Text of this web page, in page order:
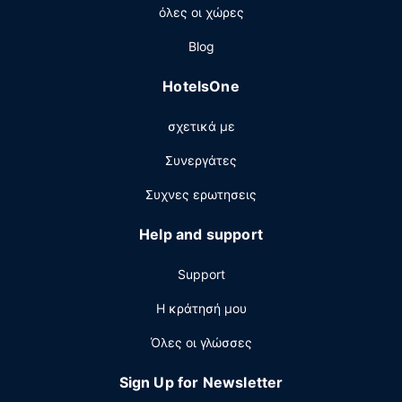
μεταξύ 6:00 π.μ. - 9:30 π.μ..
εγκαταστάσεις πλυντηρίων, ένα ασανσέρ και καφές/
βρείτε δωρεάν στάθμευση χωρίς παρκαδόρο.
όλες οι χώρες
Blog
HotelsOne
σχετικά με
Συνεργάτες
Συχνες ερωτησεις
Help and support
Support
Η κράτησή μου
Όλες οι γλώσσες
Sign Up for Newsletter